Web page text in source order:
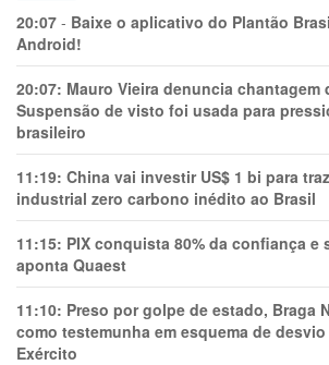
20:07 - Baixe o aplicativo do Plantão
Android!
20:07: Mauro Vieira denuncia chantagem
Suspensão de visto foi usada para
brasileiro
11:19: China vai investir US$ 1 bi para
industrial zero carbono inédito ao Brasil
11:15: PIX conquista 80% da confiança
aponta Quaest
11:10: Preso por golpe de estado, Braga
como testemunha em esquema de
Exército